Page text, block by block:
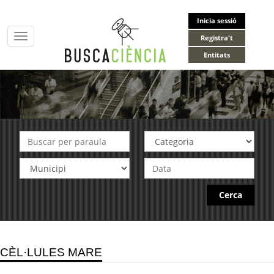
Inicia sessió
Registra't
Entitats
Toggle
navigation
Cerca
CÈL·LULES MARE